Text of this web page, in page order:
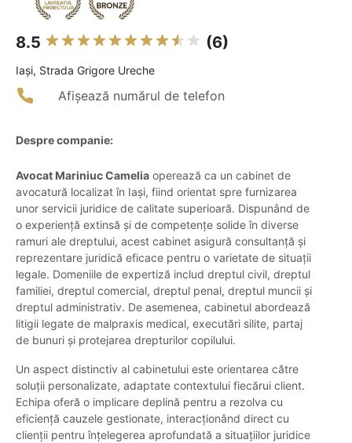
8.5 (6)
Iaşi, Strada Grigore Ureche
Afișează numărul de telefon
Despre companie:
Avocat Mariniuc Camelia operează ca un cabinet de
avocatură localizat în Iași, fiind orientat spre furnizarea
unor servicii juridice de calitate superioară. Dispunând de
o experiență extinsă și de competențe solide în diverse
ramuri ale dreptului, acest cabinet asigură consultanță și
reprezentare juridică eficace pentru o varietate de situații
legale. Domeniile de expertiză includ dreptul civil, dreptul
familiei, dreptul comercial, dreptul penal, dreptul muncii și
dreptul administrativ. De asemenea, cabinetul abordează
litigii legate de malpraxis medical, executări silite, partaj
de bunuri și protejarea drepturilor copilului.
Un aspect distinctiv al cabinetului este orientarea către
soluții personalizate, adaptate contextului fiecărui client.
Echipa oferă o implicare deplină pentru a rezolva cu
eficiență cauzele gestionate, interacționând direct cu
clienții pentru înțelegerea aprofundată a situațiilor juridice